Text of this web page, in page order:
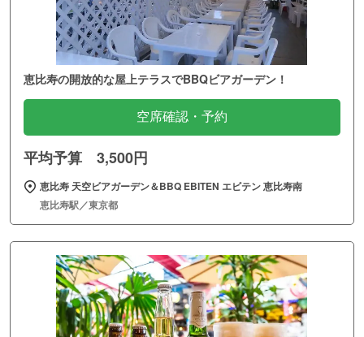
恵比寿の開放的な屋上テラスでBBQビアガーデン！
空席確認・予約
平均予算 3,500円
恵比寿 天空ビアガーデン＆BBQ EBITEN エビテン 恵比寿南
恵比寿駅／東京都